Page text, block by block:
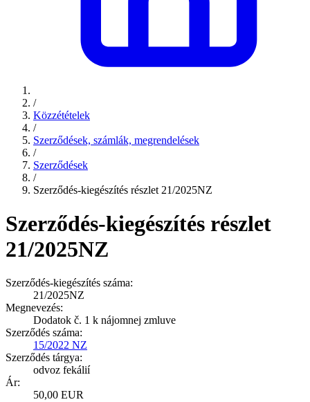
/
Közzétételek
/
Szerződések, számlák, megrendelések
/
Szerződések
/
Szerződés-kiegészítés részlet 21/2025NZ
Szerződés-kiegészítés részlet
21/2025NZ
Szerződés-kiegészítés száma:
21/2025NZ
Megnevezés:
Dodatok č. 1 k nájomnej zmluve
Szerződés száma:
15/2022 NZ
Szerződés tárgya:
odvoz fekálií
Ár:
50,00 EUR